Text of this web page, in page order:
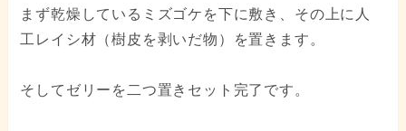
まず乾燥しているミズゴケを下に敷き、その上に人
工レイシ材（樹皮を剥いだ物）を置きます。
そしてゼリーを二つ置きセット完了です。